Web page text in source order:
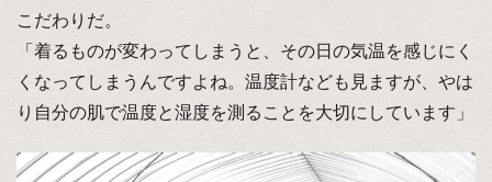
こだわりだ。
「着るものが変わってしまうと、その日の気温を感じにく
くなってしまうんですよね。温度計なども見ますが、やは
り自分の肌で温度と湿度を測ることを大切にしています」